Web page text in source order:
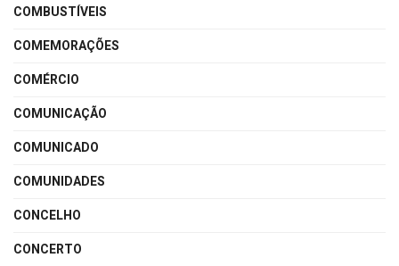
COMBUSTÍVEIS
COMEMORAÇÕES
COMÉRCIO
COMUNICAÇÃO
COMUNICADO
COMUNIDADES
CONCELHO
CONCERTO